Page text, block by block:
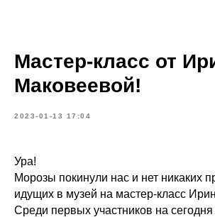
Мастер-класс от
Маковеевой!
2023-01-13 17:04
Ура!
Морозы покинули нас и нет никаких
идущих в музей на мастер-класс
Среди первых участников на